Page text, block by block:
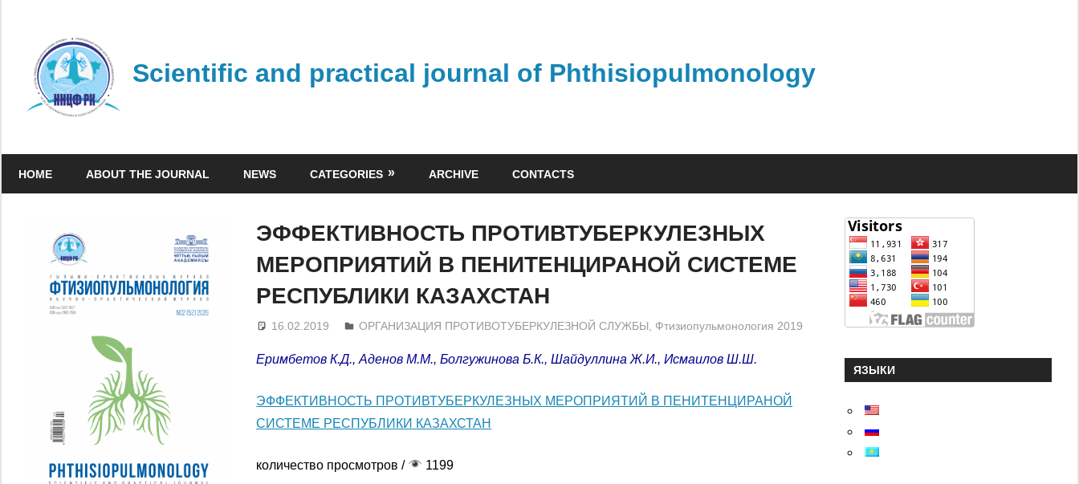
Scientific and practical journal of Phthisiopulmonology
HOME ABOUT THE JOURNAL NEWS CATEGORIES ARCHIVE CONTACTS
ЭФФЕКТИВНОСТЬ ПРОТИВТУБЕРКУЛЕЗНЫХ
МЕРОПРИЯТИЙ В ПЕНИТЕНЦИРАНОЙ СИСТЕМЕ
РЕСПУБЛИКИ КАЗАХСТАН
16.02.2019 admin
ОРГАНИЗАЦИЯ ПРОТИВОТУБЕРКУЛЕЗНОЙ СЛУЖБЫ, Фтизиопульмонология 2019
Еримбетов К.Д., Аденов М.М., Болгужинова Б.К., Шайдуллина Ж.И., Исмаилов Ш.Ш.
ЭФФЕКТИВНОСТЬ ПРОТИВТУБЕРКУЛЕЗНЫХ МЕРОПРИЯТИЙ В ПЕНИТЕНЦИРАНОЙ
СИСТЕМЕ РЕСПУБЛИКИ КАЗАХСТАН
количество просмотров / 1199
ЯЗЫКИ